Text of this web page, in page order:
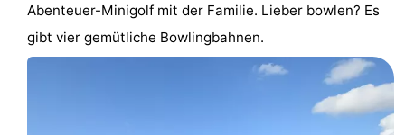
und
Veranstaltungen
Abenteuer-Minigolf mit der Familie. Lieber bowlen? Es
gibt vier gemütliche Bowlingbahnen.